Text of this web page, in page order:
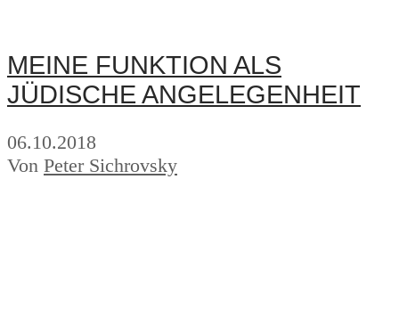
MEINE FUNKTION ALS
JÜDISCHE ANGELEGENHEIT
06.10.2018
Von Peter Sichrovsky